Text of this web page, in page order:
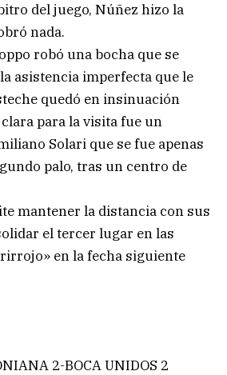
del juego, Núñez hizo la
nada.
robó una bocha que se
asistencia imperfecta que le
quedó en insinuación
para la visita fue un
Solari que se fue apenas
palo, tras un centro de
mantener la distancia con sus
el tercer lugar en las
en la fecha siguiente
2-BOCA UNIDOS 2